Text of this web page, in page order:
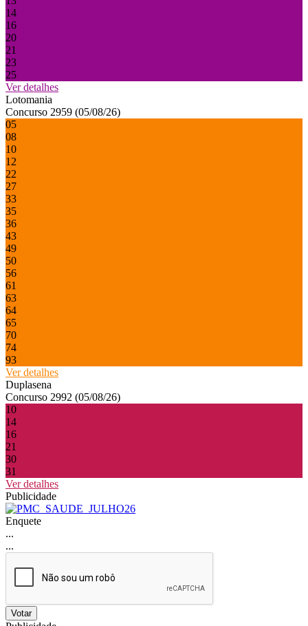
14
16
20
21
23
25
Ver detalhes
Lotomania
Concurso 2959 (05/08/26)
05
08
10
12
22
27
33
35
36
43
49
50
56
61
63
64
65
70
74
93
Ver detalhes
Duplasena
Concurso 2992 (05/08/26)
10
14
16
21
30
31
Ver detalhes
Publicidade
Enquete
...
...
Votar